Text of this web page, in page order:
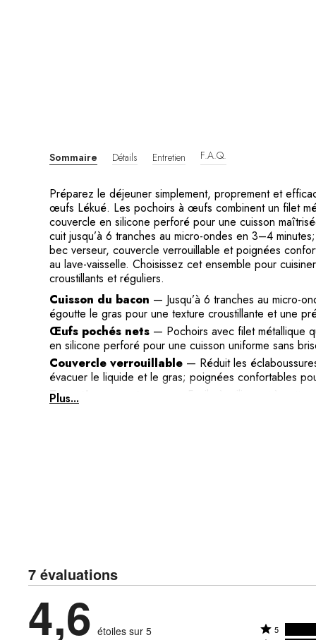
Sommaire Détails Entretien F.A.Q.
Préparez le déjeuner simplement, proprement et
œufs Lékué. Les pochoirs à œufs combinent un filet
couvercle en silicone perforé pour une cuisson
cuit jusqu’à 6 tranches au micro-ondes en 3–4
bec verseur, couvercle verrouillable et poignées
au lave-vaisselle. Choisissez cet ensemble pour
croustillants et réguliers.
Cuisson du bacon — Jusqu’à 6 tranches au micro-
égoutte le gras pour une texture croustillante et une
Œufs pochés nets — Pochoirs avec filet métallique
en silicone perforé pour une cuisson uniforme sans
Couvercle verrouillable — Réduit les
évacuer le liquide et le gras; poignées confortables
Entretien sans tracas
— Facile à utiliser et à
pour gagner du temps et garder les pièces
Plus...
7 évaluations
4,6 étoiles sur 5
Coté
5